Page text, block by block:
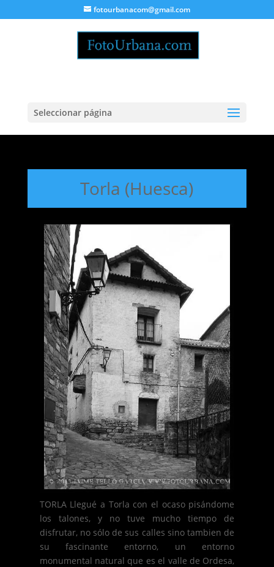
fotourbanacom@gmail.com
Seleccionar página
Torla (Huesca)
TORLA Llegué a Torla con el ocaso pisándome
los talones, y no tuve mucho tiempo de
disfrutar, no sólo de sus calles sino tambien de
su fascinante entorno, un entorno
monumental natural que es el valle de Ordesa,